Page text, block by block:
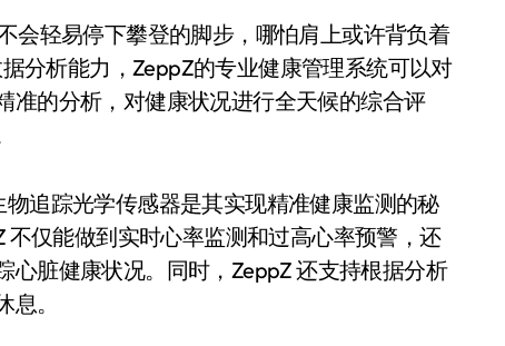
会轻易停下攀登的脚步，哪怕肩上或许背负着
分析能力，ZeppZ的专业健康管理系统可以对
准的分析，对健康状况进行全天候的综合评
物追踪光学传感器是其实现精准健康监测的秘
不仅能做到实时心率监测和过高心率预警，还
脏健康状况。同时，ZeppZ 还支持根据分析
。